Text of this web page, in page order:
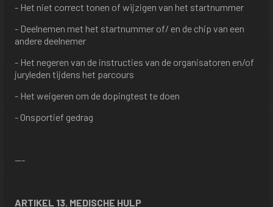
- Het niet correct tonen of wijzigen van het startnummer
- Deelnemen met het startnummer of/ en de chip van een
andere deelnemer
- Het negeren van de instructies van de organisatoren en/of
juryleden tijdens het parcours
- Het weigeren om de dopingtest te doen
- Onsportief gedrag
---
ARTIKEL 13. MEDISCHE HULP